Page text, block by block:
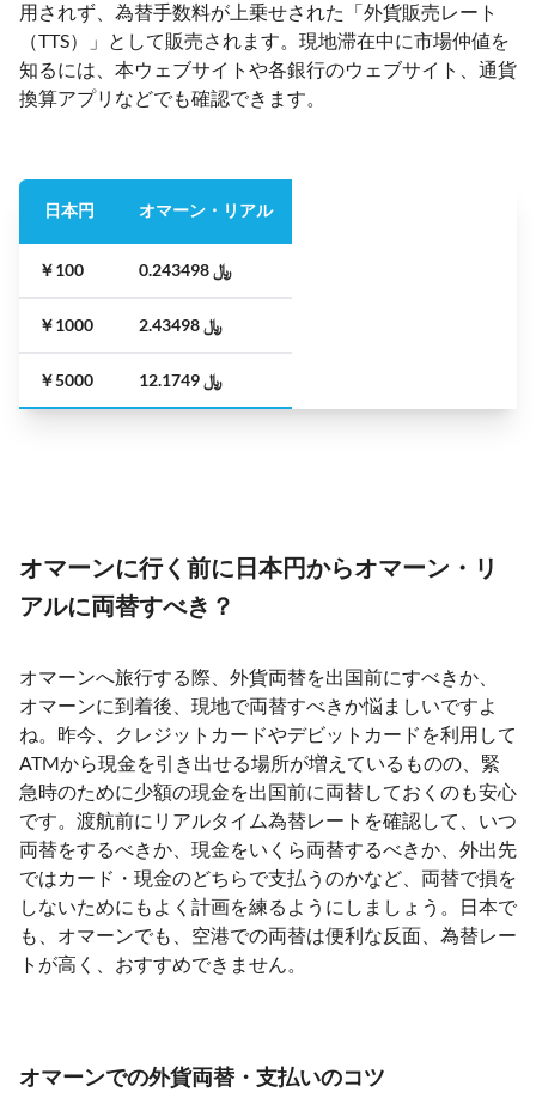
用されず、為替手数料が上乗せされた「外貨販売レート
（TTS）」として販売されます。現地滞在中に市場仲値を
知るには、本ウェブサイトや各銀行のウェブサイト、通貨
換算アプリなどでも確認できます。
日本円 オマーン・リアル
￥100 ﷼ 0.243498
￥1000
￥5000
オマーンに行く前に日本円からオマーン・リ
アルに両替すべき？
オマーンへ旅行する際、外貨両替を出国前にすべきか、
オマーンに到着後、現地で両替すべきか悩ましいですよ
ね。昨今、クレジットカードやデビットカードを利用して
ATMから現金を引き出せる場所が増えているものの、緊
急時のために少額の現金を出国前に両替しておくのも安心
です。渡航前にリアルタイム為替レートを確認して、いつ
両替をするべきか、現金をいくら両替するべきか、外出先
ではカード・現金のどちらで支払うのかなど、両替で損を
しないためにもよく計画を練るようにしましょう。日本で
も、オマーンでも、空港での両替は便利な反面、為替レー
トが高く、おすすめできません。
オマーンでの外貨両替・支払いのコツ